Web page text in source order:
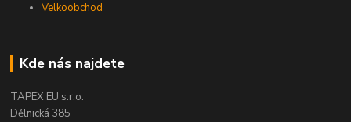
Velkoobchod
Kde nás najdete
TAPEX EU s.r.o.
Dělnická 385